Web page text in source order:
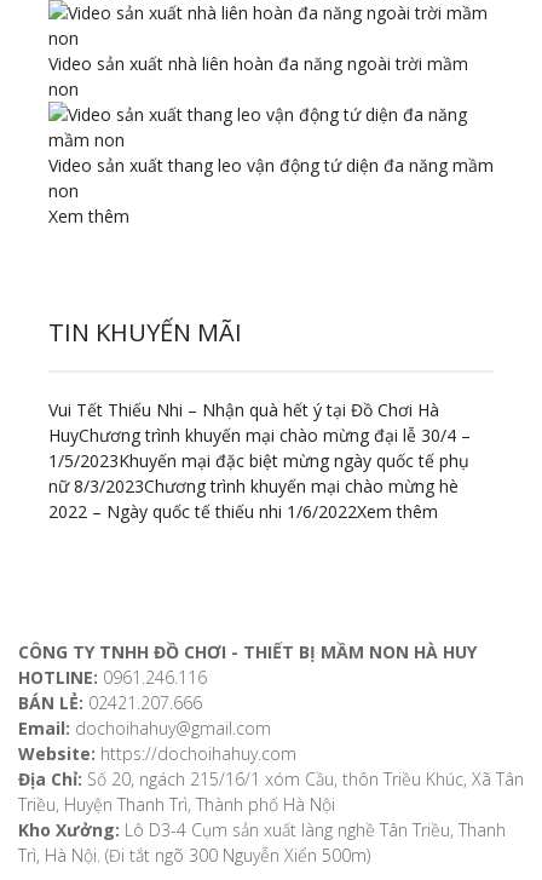
Video sản xuất nhà liên hoàn đa năng ngoài trời mầm
non
Video sản xuất thang leo vận động tứ diện đa năng mầm
non
Xem thêm
TIN KHUYẾN MÃI
Vui Tết Thiếu Nhi – Nhận quà hết ý tại Đồ Chơi Hà
HuyChương trình khuyến mại chào mừng đại lễ 30/4 –
1/5/2023Khuyến mại đặc biệt mừng ngày quốc tế phụ
nữ 8/3/2023Chương trình khuyến mại chào mừng hè
2022 – Ngày quốc tế thiếu nhi 1/6/2022Xem thêm
CÔNG TY TNHH ĐỒ CHƠI - THIẾT BỊ MẦM NON HÀ HUY
HOTLINE: 0961.246.116
BÁN LẺ: 02421.207.666
Email: dochoihahuy@gmail.com
Website: https://dochoihahuy.com
Địa Chỉ: Số 20, ngách 215/16/1 xóm Cầu, thôn Triều Khúc, Xã Tân
Triều, Huyện Thanh Trì, Thành phố Hà Nội
Kho Xưởng: Lô D3-4 Cụm sản xuất làng nghề Tân Triều, Thanh
Trì, Hà Nội. (Đi tắt ngõ 300 Nguyễn Xiển 500m)